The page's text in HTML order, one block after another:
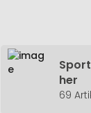
her
69